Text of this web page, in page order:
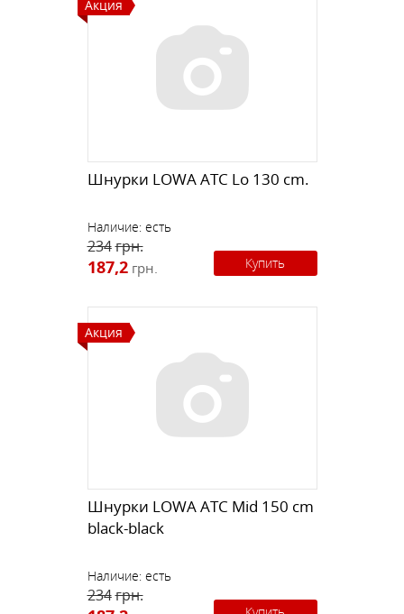
Акция
Шнурки LOWA ATC Lo 130 cm.
Наличие: есть
234грн.
187,2 грн. Купить
Акция
Шнурки LOWA ATC Mid 150 cm
black-black
Наличие: есть
234грн.